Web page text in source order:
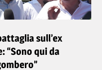
sull’ex
“Sono qui da